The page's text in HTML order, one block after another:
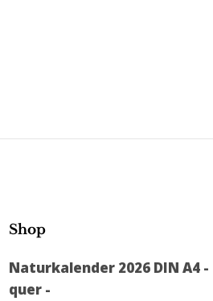
Shop
Naturkalender 2026 DIN A4 -
quer -